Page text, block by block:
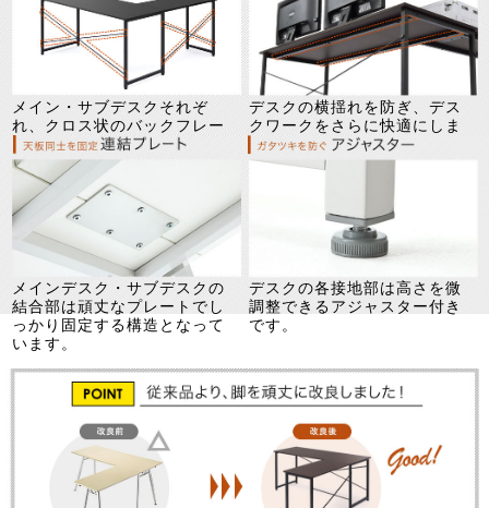
メイン・サブデスクそれぞ
れ、クロス状のバックフレー
ムを使用することで頑丈に！
デスクの横揺れを防ぎ、デス
クワークをさらに快適にしま
す。
メインデスク・サブデスクの
結合部は頑丈なプレートでし
っかり固定する構造となって
います。
デスクの各接地部は高さを微
調整できるアジャスター付き
です。